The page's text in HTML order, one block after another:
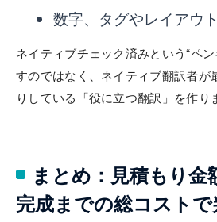
数字、タグやレイアウ
ネイティブチェック済みという“ペ
すのではなく、ネイティブ翻訳者が
りしている「役に立つ翻訳」を作り
まとめ：見積もり金
完成までの総コストで